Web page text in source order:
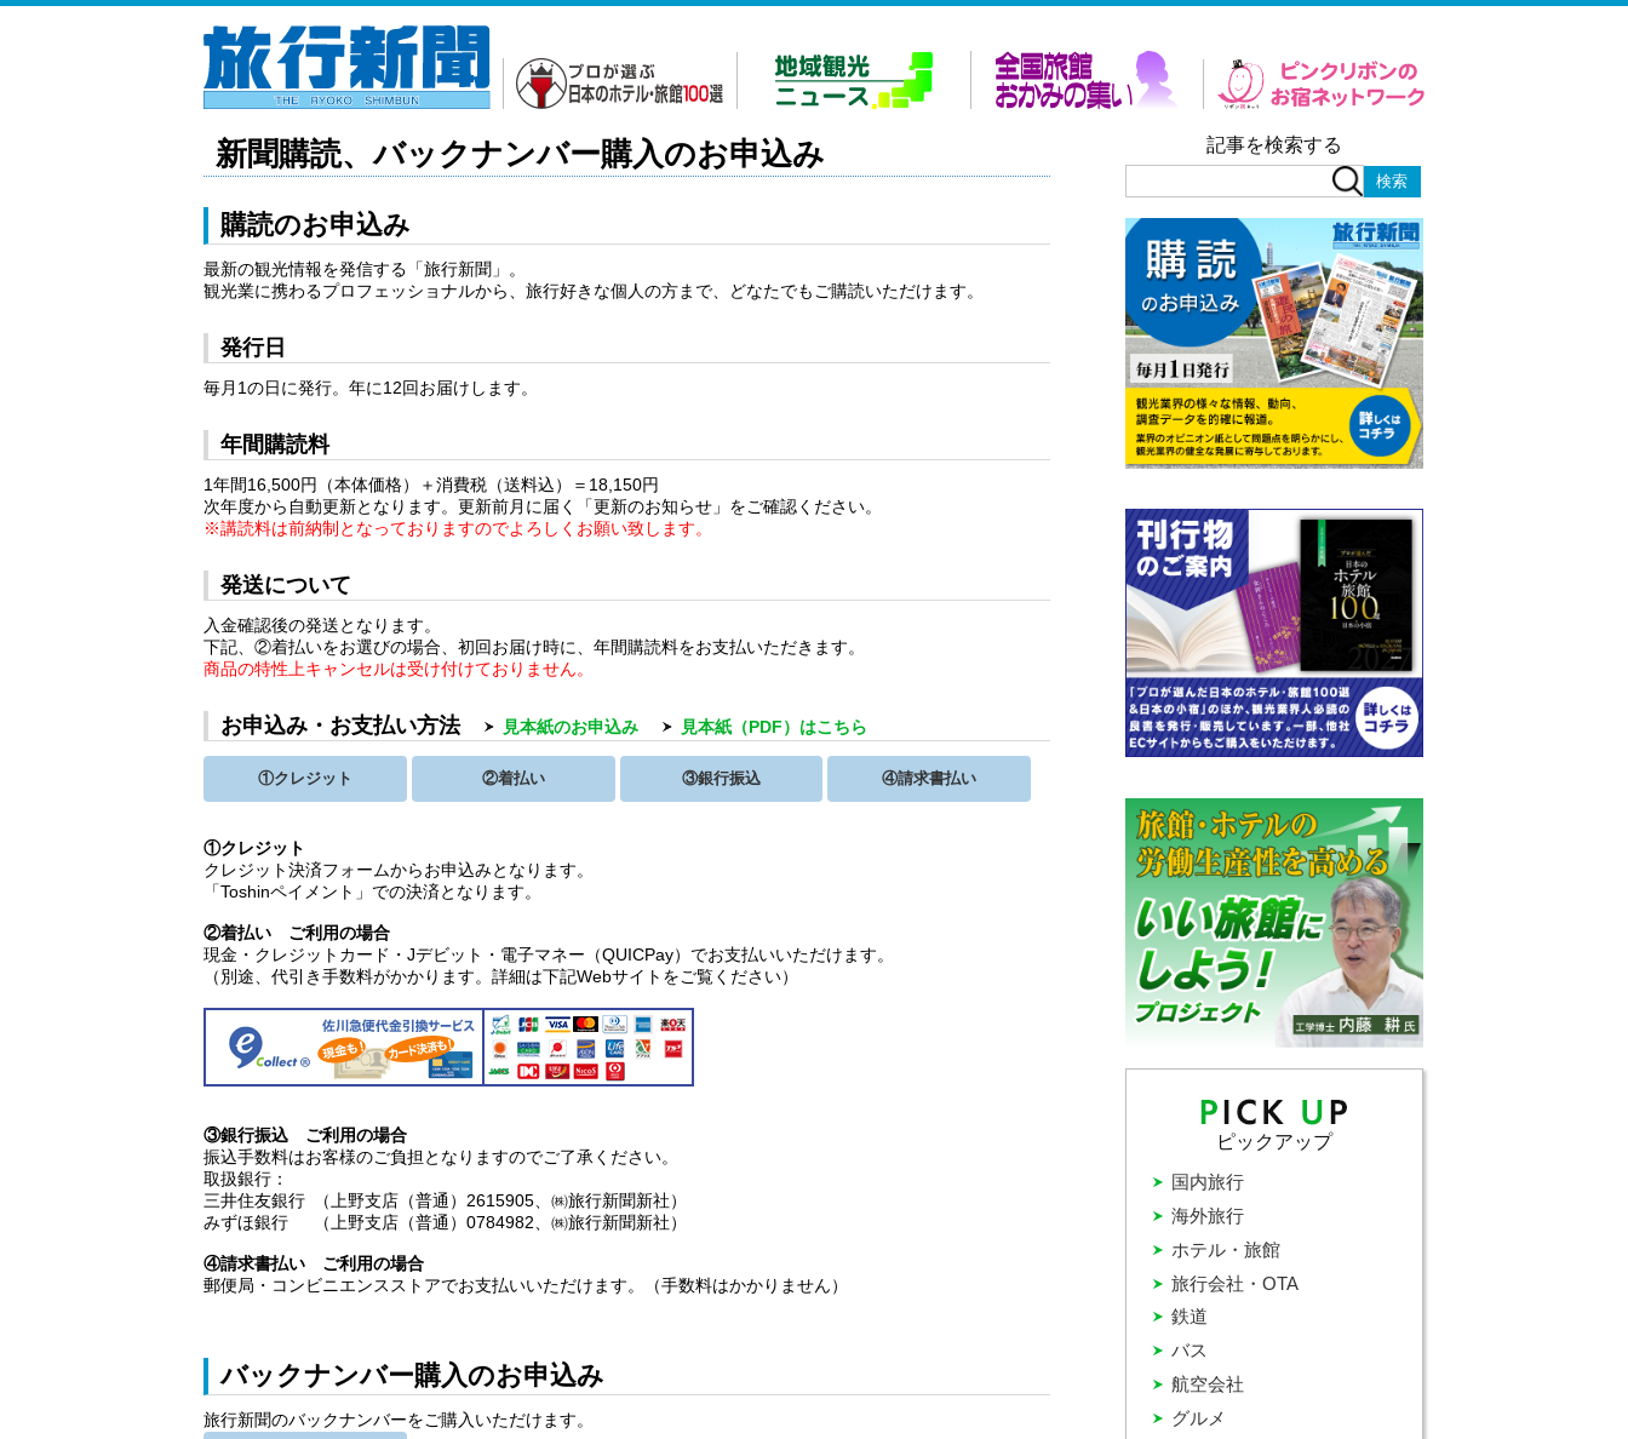
新聞購読、バックナンバー購入のお申込み
購読のお申込み
最新の観光情報を発信する「旅行新聞」。
観光業に携わるプロフェッショナルから、旅行好きな個人の方まで、どなたでもご購読いただけます。
発行日
毎月1の日に発行。年に12回お届けします。
年間購読料
1年間16,500円（本体価格）＋消費税（送料込）＝18,150円
次年度から自動更新となります。更新前月に届く「更新のお知らせ」をご確認ください。
※講読料は前納制となっておりますのでよろしくお願い致します。
発送について
入金確認後の発送となります。
下記、②着払いをお選びの場合、初回お届け時に、年間購読料をお支払いただきます。
商品の特性上キャンセルは受け付けておりません。
お申込み・お支払い方法 見本紙のお申込み 見本紙（PDF）はこちら
①クレジット ②着払い ③銀行振込 ④請求書払い
①クレジット
クレジット決済フォームからお申込みとなります。
「Toshinペイメント」での決済となります。
②着払い ご利用の場合
現金・クレジットカード・Jデビット・電子マネー（QUICPay）でお支払いいただけます。
（別途、代引き手数料がかかります。詳細は下記Webサイトをご覧ください）
③銀行振込 ご利用の場合
振込手数料はお客様のご負担となりますのでご了承ください。
取扱銀行：
三井住友銀行
（上野支店（普通）2615905、㈱旅行新聞新社）
みずほ銀行
（上野支店（普通）0784982、㈱旅行新聞新社）
④請求書払い ご利用の場合
郵便局・コンビニエンスストアでお支払いいただけます。（手数料はかかりません）
バックナンバー購入のお申込み
旅行新聞のバックナンバーをご購入いただけます。
記事を検索する
ピックアップ
グルメ
バス
ホテル・旅館
国内旅行
旅行会社・OTA
海外旅行
航空会社
鉄道